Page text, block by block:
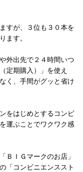
すが、３位も３０本を
ます。
外出先で２４時間いつ
定期購入）」を使え
く、手間がグッと省け
をはじめとするコンビ
運ぶことでワクワク感
ＢＩＧマークのお店」
「コンビニエンススト